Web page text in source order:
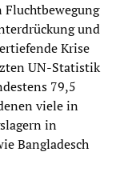
Fluchtbewegung
und
Krise
UN-Statistik
79,5
viele in
in
Bangladesch